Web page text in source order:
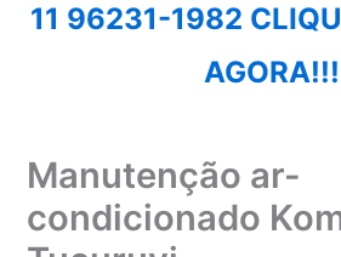
11 96231-1982
AGORA!!!
Manutenção ar-
condicionado